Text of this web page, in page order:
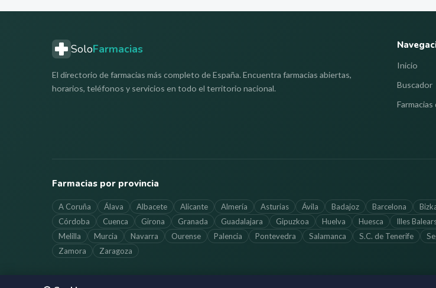
SoloFarmacias
El directorio de farmacias más completo de España. Encuentra farmacias abiertas,
horarios, teléfonos y servicios en todo el territorio nacional.
Inicio
Buscador
Farmacias
Farmacias por provincia
A Coruña Álava Albacete Alicante Almería Asturias Ávila Badajoz Barcelona
Córdoba
Cuenca Girona Granada Guadalajara Gipuzkoa Huelva Huesca Illes
Melilla
Murcia Navarra Ourense Palencia Pontevedra Salamanca S.C. de Tenerife
Zamora
Zaragoza